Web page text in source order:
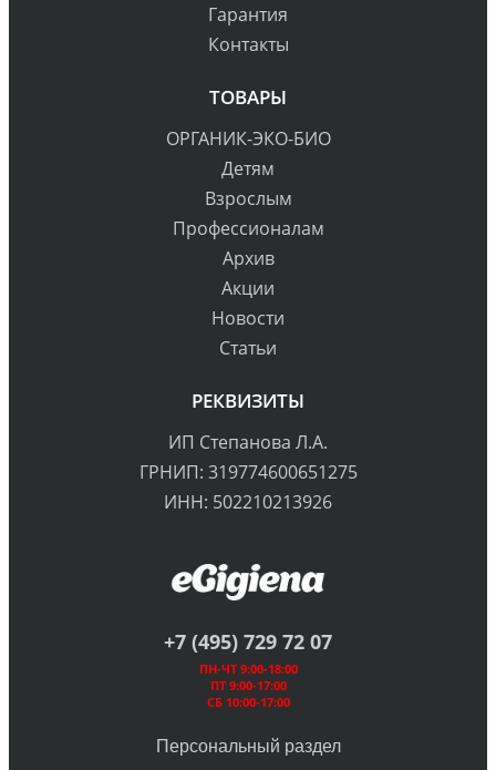
Гарантия
Контакты
ТОВАРЫ
ОРГАНИК-ЭКО-БИО
Детям
Взрослым
Профессионалам
Архив
Акции
Новости
Статьи
РЕКВИЗИТЫ
ИП Степанова Л.А.
ГРНИП: 319774600651275
ИНН: 502210213926
+7 (495) 729 72 07
ПН-ЧТ 9:00-18:00
ПТ 9:00-17:00
СБ 10:00-17:00
Персональный раздел